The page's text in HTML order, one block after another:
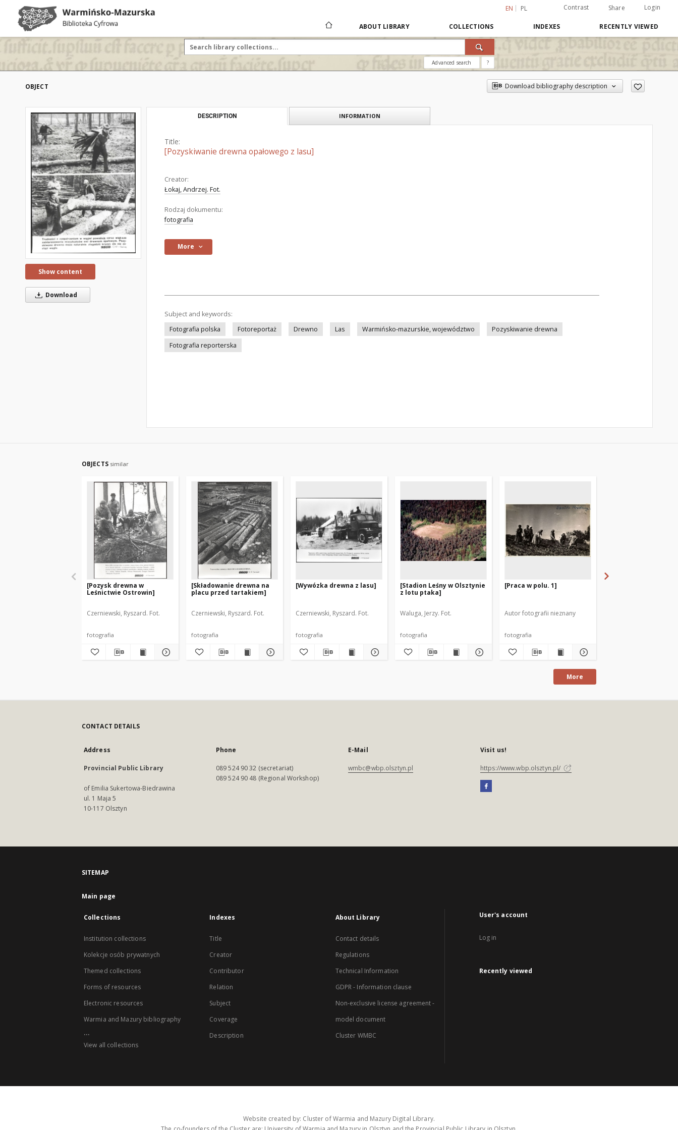
EN PL Contrast Share Login
ABOUT LIBRARY COLLECTIONS INDEXES RECENTLY VIEWED
Advanced search ?
OBJECT Download bibliography description
Show content
Download
DESCRIPTION INFORMATION
Title:
[Pozyskiwanie drewna opałowego z lasu]
Creator:
Łokaj, Andrzej. Fot.
Rodzaj dokumentu:
fotografia
More
Subject and keywords:
Fotografia polska
Fotoreportaż Drewno Las Warmińsko-mazurskie, województwo
Pozyskiwanie drewna
Fotografia reporterska
OBJECTS similar
[Pozysk drewna w
Leśnictwie Ostrowin]
Czerniewski, Ryszard. Fot.
fotografia
[Składowanie drewna na
placu przed tartakiem]
Czerniewski, Ryszard. Fot.
fotografia
[Wywózka drewna z lasu]
Czerniewski, Ryszard. Fot.
fotografia
[Stadion Leśny w Olsztynie
z lotu ptaka]
Waluga, Jerzy. Fot.
fotografia
[Praca w polu. 1]
Autor fotografii nieznany
fotografia
More
CONTACT DETAILS
Address
Provincial Public Library
of Emilia Sukertowa-Biedrawina
ul. 1 Maja 5
10-117 Olsztyn
Phone
089 524 90 32 (secretariat)
089 524 90 48 (Regional Workshop)
E-Mail
wmbc@wbp.olsztyn.pl
Visit us!
https://www.wbp.olsztyn.pl/
SITEMAP
Main page
Collections
Institution collections
Kolekcje osób prywatnych
Themed collections
Forms of resources
Electronic resources
Warmia and Mazury bibliography
...
View all collections
Indexes
Title
Creator
Contributor
Relation
Subject
Coverage
Description
About Library
Contact details
Regulations
Technical Information
GDPR - Information clause
Non-exclusive license agreement -
model document
Cluster WMBC
User's account
Log in
Recently viewed
Website created by: Cluster of Warmia and Mazury Digital Library.